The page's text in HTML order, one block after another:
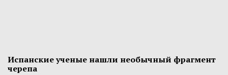
Испанские ученые нашли необычный фрагмент
черепа